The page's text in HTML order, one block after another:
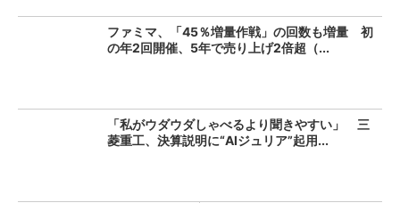
ファミマ、「45％増量作戦」の回数も増量 初
の年2回開催、5年で売り上げ2倍超（...
「私がウダウダしゃべるより聞きやすい」 三
菱重工、決算説明に“AIジュリア”起用...